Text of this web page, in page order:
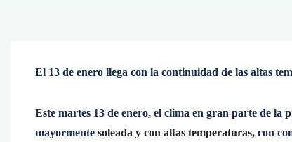
El 13 de enero llega con la continuidad de las altas
Este martes 13 de enero, el clima en gran parte de la
mayormente soleada y con altas temperaturas, con